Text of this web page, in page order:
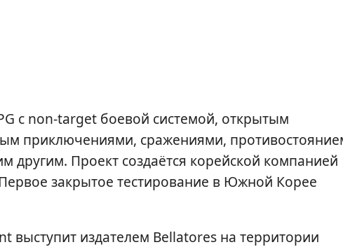
с non-target боевой системой, открытым
приключениями, сражениями,
Проект создаётся корейской компанией
закрытое тестирование в Южной Корее
издателем Bellatores на территории